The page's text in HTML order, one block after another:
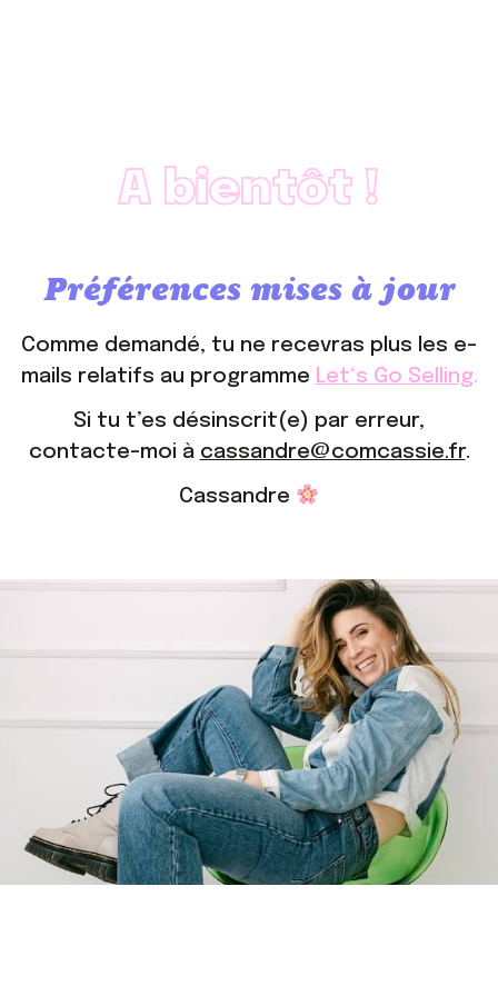
A bientôt !
Préférences mises à jour
Comme demandé, tu ne recevras plus les e-
mails relatifs au programme Let‘s Go Selling.
Si tu t’es désinscrit(e) par erreur,
contacte-moi à cassandre@comcassie.fr.
Cassandre